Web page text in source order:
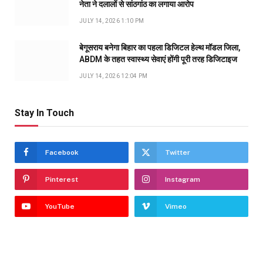
नेता ने दलालों से सांठगांठ का लगाया आरोप
JULY 14, 2026 1:10 PM
बेगूसराय बनेगा बिहार का पहला डिजिटल हेल्थ मॉडल जिला,
ABDM के तहत स्वास्थ्य सेवाएं होंगी पूरी तरह डिजिटाइज
JULY 14, 2026 12:04 PM
Stay In Touch
Facebook Twitter
Pinterest Instagram
YouTube Vimeo